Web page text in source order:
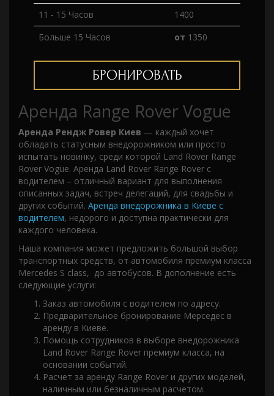
11 - 15 Часов
1400
Больше 15 Часов
от 1350
БРОНИРОВАТЬ
Аренда Range Rover Vogue
Аренда Рендж Ровер Киев — каждый хочет
обладать статусным внедорожником или просто
испытать новинку, среди которой Land Rover Range
Rover Vogue. Аренда Land Rover Range Rover с
водителем – отличный вариант для выполнения
описанных задач, встреч делегаций, для свадьбы и
других событий. Аренда внедорожника в Киеве с
водителем, недорого и доступна практически для
каждого человека.
Наша компания может предложить большой выбор
транспортных средств, от автомобиля премиум класса
Mercedes S class, до автобусов. В дополнение есть
следующие услуги:
Заказ автомобиля с водителем по адресу.
Предварительное бронирование Мерседес в
аренду в Киеве.
Помощь сотрудников в выборе внедорожника
Land Rover Range Rover премиум класса, на
основании событий.
Расчет за аренду Range Rover и других моделей,
наличным или безналичным расчетом.